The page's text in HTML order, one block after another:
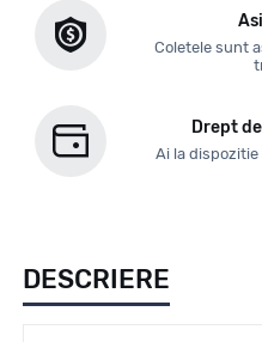
Coletele sunt
Drept
Ai la
DESCRIERE